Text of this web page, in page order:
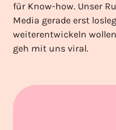
für Know-how. Unser
Media gerade erst
weiterentwickeln
geh mit uns viral.